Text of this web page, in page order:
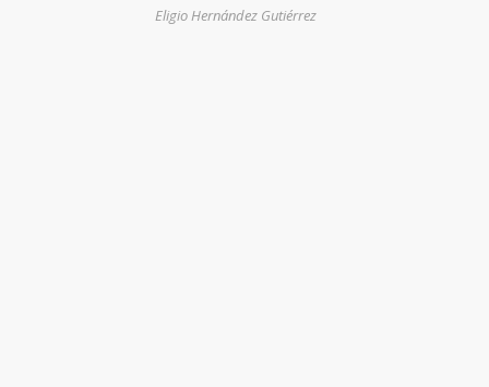
Eligio Hernández Gutiérrez